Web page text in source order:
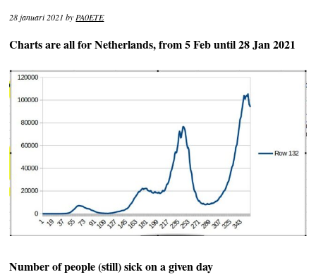
28 januari 2021 byPA0ETE
Charts are all for Netherlands, from 5 Feb until 28 Jan 2021
Number of people (still) sick on a given day